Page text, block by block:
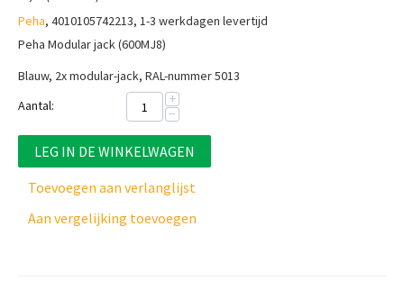
Peha, 4010105742213, 1-3 werkdagen levertijd
Peha Modular jack (600MJ8)
Blauw, 2x modular-jack, RAL-nummer 5013
Aantal:
+
−
LEG IN DE WINKELWAGEN
Toevoegen aan verlanglijst
Aan vergelijking toevoegen